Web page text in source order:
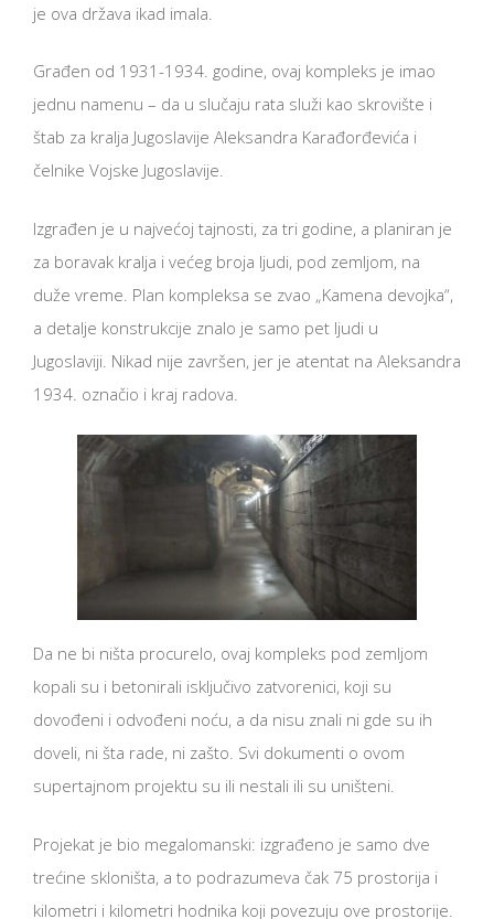
je ova država ikad imala.
Građen od 1931-1934. godine, ovaj kompleks je imao
jednu namenu – da u slučaju rata služi kao skrovište i
štab za kralja Jugoslavije Aleksandra Karađorđevića i
čelnike Vojske Jugoslavije.
Izgrađen je u najvećoj tajnosti, za tri godine, a planiran je
za boravak kralja i većeg broja ljudi, pod zemljom, na
duže vreme. Plan kompleksa se zvao „Kamena devojka“,
a detalje konstrukcije znalo je samo pet ljudi u
Jugoslaviji. Nikad nije završen, jer je atentat na Aleksandra
1934. označio i kraj radova.
Da ne bi ništa procurelo, ovaj kompleks pod zemljom
kopali su i betonirali isključivo zatvorenici, koji su
dovođeni i odvođeni noću, a da nisu znali ni gde su ih
doveli, ni šta rade, ni zašto. Svi dokumenti o ovom
supertajnom projektu su ili nestali ili su uništeni.
Projekat je bio megalomanski: izgrađeno je samo dve
trećine skloništa, a to podrazumeva čak 75 prostorija i
kilometri i kilometri hodnika koji povezuju ove prostorije.